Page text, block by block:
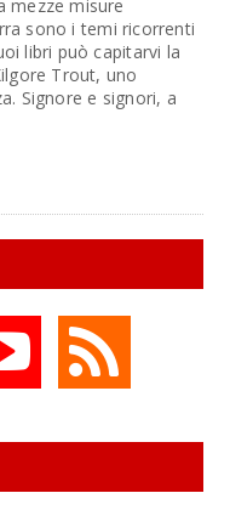
mezze misure
sono i temi ricorrenti
libri può capitarvi la
Trout, uno
Signore e signori, a